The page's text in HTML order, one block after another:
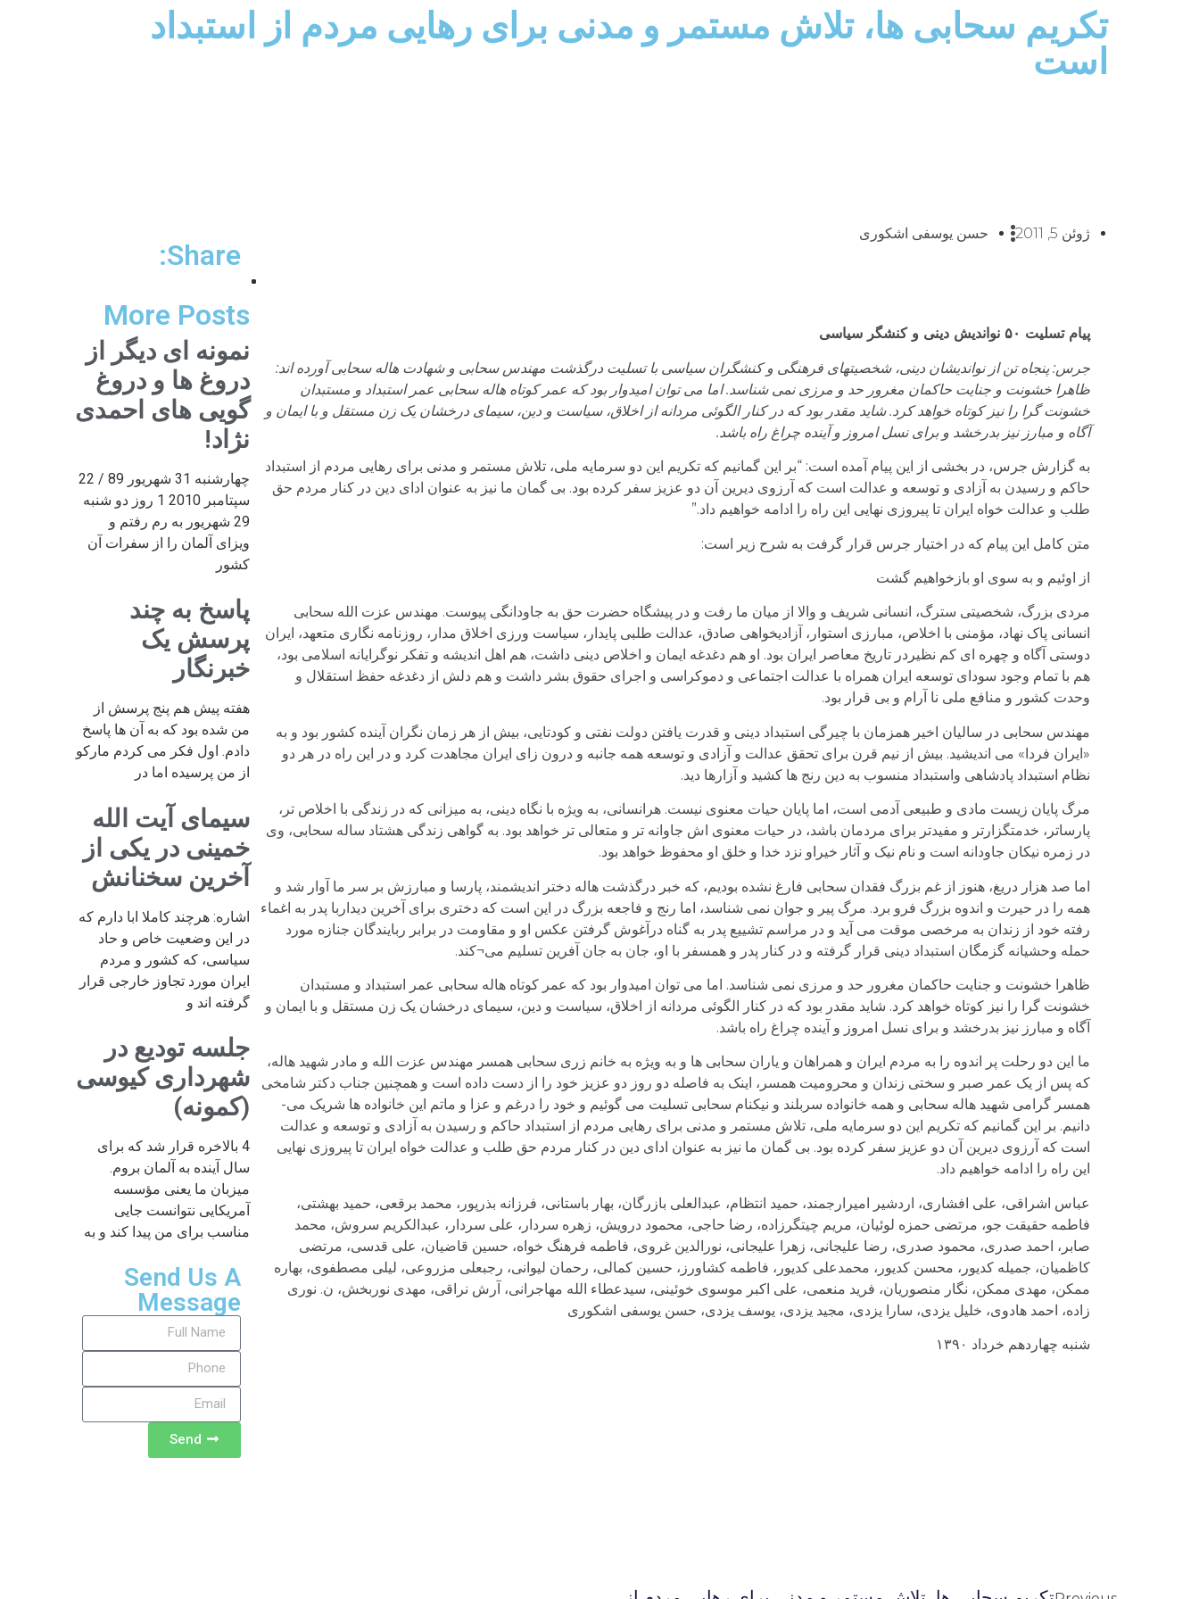
تکریم سحابی ها، تلاش مستمر و مدنی برای رهایی مردم از استبداد
است
ژوئن 5, 2011 حسن یوسفی اشکوری
پیام تسلیت ۵۰ نواندیش دینی و کنشگر سیاسی
جرس: پنجاه تن از نواندیشان دینی، شخصیتهای فرهنگی و کنشگران سیاسی با تسلیت درگذشت مهندس سحابی و شهادت هاله سحابی آورده اند:
ظاهرا خشونت و جنایت حاکمان مغرور حد و مرزی نمی شناسد. اما می توان امیدوار بود که عمر کوتاه هاله سحابی عمر استبداد و مستبدان
خشونت گرا را نیز کوتاه خواهد کرد. شاید مقدر بود که در کنار الگوئی مردانه از اخلاق، سیاست و دین، سیمای درخشان یک زن مستقل و با ایمان و
آگاه و مبارز نیز بدرخشد و برای نسل امروز و آینده چراغ راه باشد.
به گزارش جرس، در بخشی از این پیام آمده است: “بر این گمانیم که تکریم این دو سرمایه ملی، تلاش مستمر و مدنی برای رهایی مردم از استبداد
حاکم و رسیدن به آزادی و توسعه و عدالت است که آرزوی دیرین آن دو عزیز سفر کرده بود. بی گمان ما نیز به عنوان ادای دین در کنار مردم حق
طلب و عدالت خواه ایران تا پیروزی نهایی این راه را ادامه خواهیم داد.”
متن کامل این پیام که در اختیار جرس قرار گرفت به شرح زیر است:
از اوئیم و به سوی او بازخواهیم گشت
مردی بزرگ، شخصیتی سترگ، انسانی شریف و والا از میان ما رفت و در پیشگاه حضرت حق به جاودانگی پیوست. مهندس عزت الله سحابی
انسانی پاک نهاد، مؤمنی با اخلاص، مبارزی استوار، آزادیخواهی صادق، عدالت طلبی پایدار، سیاست ورزی اخلاق مدار، روزنامه نگاری متعهد، ایران
دوستی آگاه و چهره ای کم نظیردر تاریخ معاصر ایران بود. او هم دغدغه ایمان و اخلاص دینی داشت، هم اهل اندیشه و تفکر نوگرایانه اسلامی بود،
هم با تمام وجود سودای توسعه ایران همراه با عدالت اجتماعی و دموکراسی و اجرای حقوق بشر داشت و هم دلش از دغدغه حفظ استقلال و
وحدت کشور و منافع ملی نا آرام و بی قرار بود.
مهندس سحابی در سالیان اخیر همزمان با چیرگی استبداد دینی و قدرت یافتن دولت نفتی و کودتایی، بیش از هر زمان نگران آینده کشور بود و به
«ایران فردا» می اندیشید. بیش از نیم قرن برای تحقق عدالت و آزادی و توسعه همه جانبه و درون زای ایران مجاهدت کرد و در این راه در هر دو
نظام استبداد پادشاهی واستبداد منسوب به دین رنج ها کشید و آزارها دید.
مرگ پایان زیست مادی و طبیعی آدمی است، اما پایان حیات معنوی نیست. هرانسانی، به ویژه با نگاه دینی، به میزانی که در زندگی با اخلاص تر،
پارساتر، خدمتگزارتر و مفیدتر برای مردمان باشد، در حیات معنوی اش جاوانه تر و متعالی تر خواهد بود. به گواهی زندگی هشتاد ساله سحابی، وی
در زمره نیکان جاودانه است و نام نیک و آثار خیراو نزد خدا و خلق او محفوظ خواهد بود.
اما صد هزار دریغ، هنوز از غم بزرگ فقدان سحابی فارغ نشده بودیم، که خبر درگذشت هاله دختر اندیشمند، پارسا و مبارزش بر سر ما آوار شد و
همه را در حیرت و اندوه بزرگ فرو برد. مرگ پیر و جوان نمی شناسد، اما رنج و فاجعه بزرگ در این است که دختری برای آخرین دیداربا پدر به اغماء
رفته خود از زندان به مرخصی موقت می آید و در مراسم تشییع پدر به گناه درآغوش گرفتن عکس او و مقاومت در برابر ربایندگان جنازه مورد
حمله وحشیانه گزمگان استبداد دینی قرار گرفته و در کنار پدر و همسفر با او، جان به جان آفرین تسلیم می¬کند.
ظاهرا خشونت و جنایت حاکمان مغرور حد و مرزی نمی شناسد. اما می توان امیدوار بود که عمر کوتاه هاله سحابی عمر استبداد و مستبدان
خشونت گرا را نیز کوتاه خواهد کرد. شاید مقدر بود که در کنار الگوئی مردانه از اخلاق، سیاست و دین، سیمای درخشان یک زن مستقل و با ایمان و
آگاه و مبارز نیز بدرخشد و برای نسل امروز و آینده چراغ راه باشد.
ما این دو رحلت پر اندوه را به مردم ایران و همراهان و یاران سحابی ها و به ویژه به خانم زری سحابی همسر مهندس عزت الله و مادر شهید هاله،
که پس از یک عمر صبر و سختی زندان و محرومیت همسر، اینک به فاصله دو روز دو عزیز خود را از دست داده است و همچنین جناب دکتر شامخی
همسر گرامی شهید هاله سحابی و همه خانواده سربلند و نیکنام سحابی تسلیت می گوئیم و خود را درغم و عزا و ماتم این خانواده ها شریک می-
دانیم. بر این گمانیم که تکریم این دو سرمایه ملی، تلاش مستمر و مدنی برای رهایی مردم از استبداد حاکم و رسیدن به آزادی و توسعه و عدالت
است که آرزوی دیرین آن دو عزیز سفر کرده بود. بی گمان ما نیز به عنوان ادای دین در کنار مردم حق طلب و عدالت خواه ایران تا پیروزی نهایی
این راه را ادامه خواهیم داد.
عباس اشراقی، علی افشاری، اردشیر امیرارجمند، حمید انتظام، عبدالعلی بازرگان، بهار باستانی، فرزانه بذرپور، محمد برقعی، حمید بهشتی،
فاطمه حقیقت جو، مرتضی حمزه لوئیان، مریم چیتگرزاده، رضا حاجی، محمود درویش، زهره سردار، علی سردار، عبدالکریم سروش، محمد
صابر، احمد صدری، محمود صدری، رضا علیجانی، زهرا علیجانی، نورالدین غروی، فاطمه فرهنگ خواه، حسین قاضیان، علی قدسی، مرتضی
کاظمیان، جمیله کدیور، محسن کدیور، محمدعلی کدیور، فاطمه کشاورز، حسین کمالی، رحمان لیوانی، رجبعلی مزروعی، لیلی مصطفوی، بهاره
ممکن، مهدی ممکن، نگار منصوریان، فرید منعمی، علی اکبر موسوی خوئینی، سیدعطاء الله مهاجرانی، آرش نراقی، مهدی نوربخش، ن. نوری
زاده، احمد هادوی، خلیل یزدی، سارا یزدی، مجید یزدی، یوسف یزدی، حسن یوسفی اشکوری
شنبه چهاردهم خرداد ۱٣٩۰
Share:
More Posts
نمونه ای دیگر از
دروغ ها و دروغ
گویی های احمدی
نژاد!
چهارشنبه 31 شهریور 89 / 22
سپتامبر 2010 1 روز دو شنبه
29 شهریور به رم رفتم و
ویزای آلمان را از سفرات آن
کشور
پاسخ به چند
پرسش یک
خبرنگار
هفته پیش هم پنج پرسش از
من شده بود که به آن ها پاسخ
دادم. اول فکر می کردم مارکو
از من پرسیده اما در
سیمای آیت الله
خمینی در یکی از
آخرین سخنانش
اشاره: هرچند کاملا ابا دارم که
در این وضعیت خاص و حاد
سیاسی، که کشور و مردم
ایران مورد تجاوز خارجی قرار
گرفته اند و
جلسه تودیع در
شهرداری کیوسی
(کمونه)
4 بالاخره قرار شد که برای
سال آینده به آلمان بروم.
میزبان ما یعنی مؤسسه
آمریکایی نتوانست جایی
مناسب برای من پیدا کند و به
Send Us A
Message
Send